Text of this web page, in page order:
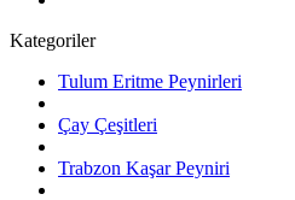
Kategoriler
Tulum Eritme Peynirleri
Çay Çeşitleri
Trabzon Kaşar Peyniri